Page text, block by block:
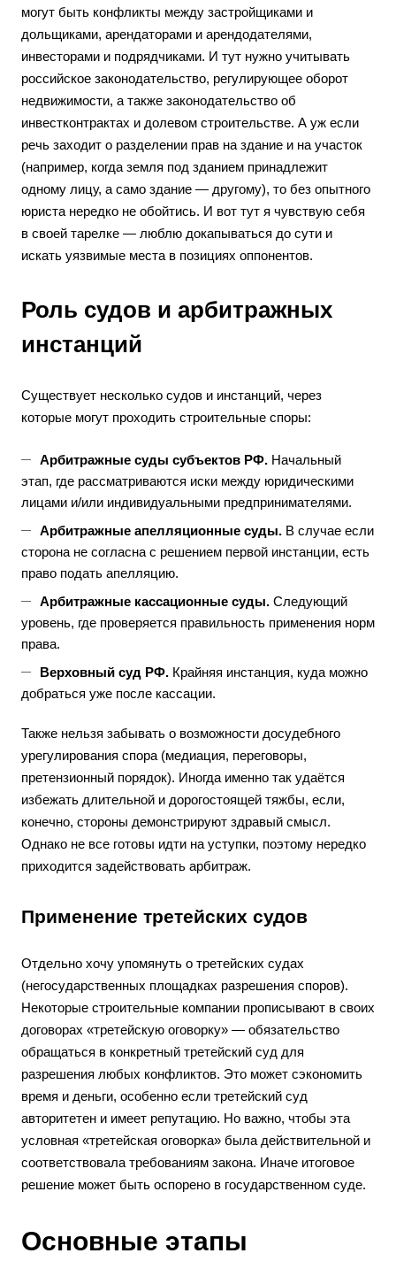
могут быть конфликты между застройщиками и
дольщиками, арендаторами и арендодателями,
инвесторами и подрядчиками. И тут нужно учитывать
российское законодательство, регулирующее оборот
недвижимости, а также законодательство об
инвестконтрактах и долевом строительстве. А уж если
речь заходит о разделении прав на здание и на участок
(например, когда земля под зданием принадлежит
одному лицу, а само здание — другому), то без опытного
юриста нередко не обойтись. И вот тут я чувствую себя
в своей тарелке — люблю докапываться до сути и
искать уязвимые места в позициях оппонентов.
Роль судов и арбитражных
инстанций
Существует несколько судов и инстанций, через
которые могут проходить строительные споры:
Арбитражные суды субъектов РФ. Начальный
этап, где рассматриваются иски между юридическими
лицами и/или индивидуальными предпринимателями.
Арбитражные апелляционные суды. В случае если
сторона не согласна с решением первой инстанции, есть
право подать апелляцию.
Арбитражные кассационные суды. Следующий
уровень, где проверяется правильность применения норм
права.
Верховный суд РФ. Крайняя инстанция, куда можно
добраться уже после кассации.
Также нельзя забывать о возможности досудебного
урегулирования спора (медиация, переговоры,
претензионный порядок). Иногда именно так удаётся
избежать длительной и дорогостоящей тяжбы, если,
конечно, стороны демонстрируют здравый смысл.
Однако не все готовы идти на уступки, поэтому нередко
приходится задействовать арбитраж.
Применение третейских судов
Отдельно хочу упомянуть о третейских судах
(негосударственных площадках разрешения споров).
Некоторые строительные компании прописывают в своих
договорах «третейскую оговорку» — обязательство
обращаться в конкретный третейский суд для
разрешения любых конфликтов. Это может сэкономить
время и деньги, особенно если третейский суд
авторитетен и имеет репутацию. Но важно, чтобы эта
условная «третейская оговорка» была действительной и
соответствовала требованиям закона. Иначе итоговое
решение может быть оспорено в государственном суде.
Основные этапы